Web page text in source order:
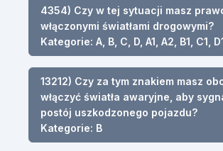
4354) Czy w tej sytuacji masz
włączonymi światłami drogowymi?
Kategorie: A, B, C, D, A1, A2, B1, C1,
13212) Czy za tym znakiem masz
włączyć światła awaryjne, aby
postój uszkodzonego pojazdu?
Kategorie: B